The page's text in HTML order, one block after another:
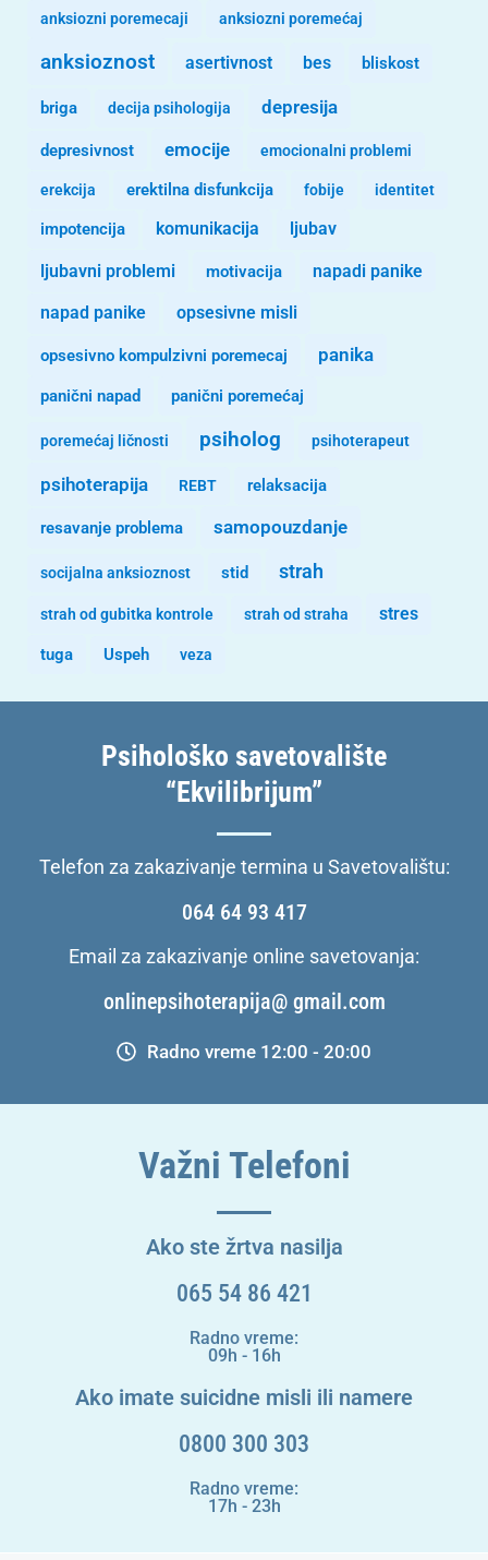
anksiozni poremecaji anksiozni poremećaj
anksioznost asertivnost bes bliskost
briga decija psihologija depresija
depresivnost emocije emocionalni problemi
erekcija erektilna disfunkcija fobije identitet
impotencija komunikacija ljubav
ljubavni problemi motivacija napadi panike
napad panike opsesivne misli
opsesivno kompulzivni poremecaj panika
panični napad panični poremećaj
poremećaj ličnosti psiholog psihoterapeut
psihoterapija REBT relaksacija
resavanje problema samopouzdanje
socijalna anksioznost stid strah
strah od gubitka kontrole strah od straha stres
tuga Uspeh veza
Psihološko savetovalište
“Ekvilibrijum”
Telefon za zakazivanje termina u Savetovalištu:
064 64 93 417
Email za zakazivanje online savetovanja:
onlinepsihoterapija@ gmail.com
Radno vreme 12:00 - 20:00
Važni Telefoni
Ako ste žrtva nasilja
065 54 86 421
Radno vreme:
09h - 16h
Ako imate suicidne misli ili namere
0800 300 303
Radno vreme:
17h - 23h